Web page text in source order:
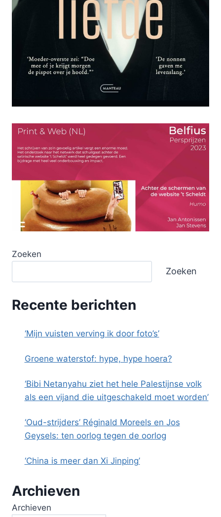
Zoeken
Zoeken
Recente berichten
‘Mijn vuisten verving ik door foto’s’
Groene waterstof: hype, hype hoera?
‘Bibi Netanyahu ziet het hele Palestijnse volk
als een vijand die uitgeschakeld moet worden’
‘Oud-strijders’ Réginald Moreels en Jos
Geysels: ten oorlog tegen de oorlog
‘China is meer dan Xi Jinping’
Archieven
Archieven